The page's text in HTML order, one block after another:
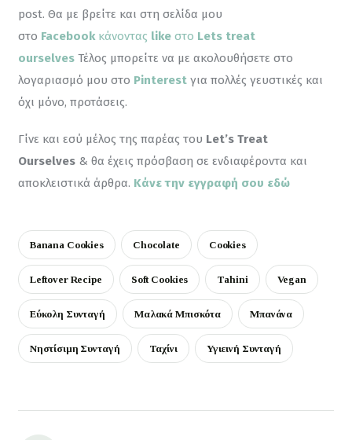
post. Θα με βρείτε και στη σελίδα μου
στο Facebook κάνοντας like στο Lets treat
ourselves Τέλος μπορείτε να με ακολουθήσετε στο
λογαριασμό μου στο Pinterest για πολλές γευστικές και
όχι μόνο, προτάσεις.
Γίνε και εσύ μέλος της παρέας του Let’s Treat
Ourselves & θα έχεις πρόσβαση σε ενδιαφέροντα και
αποκλειστικά άρθρα. Κάνε την εγγραφή σου εδώ
Banana Cookies Chocolate Cookies
Leftover Recipe Soft Cookies Tahini Vegan
Εύκολη Συνταγή Μαλακά Μπισκότα Μπανάνα
Νηστίσιμη Συνταγή Ταχίνι Υγιεινή Συνταγή